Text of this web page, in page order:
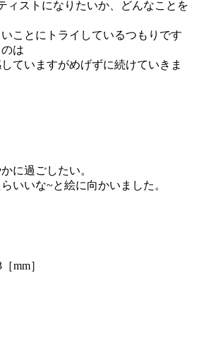
ィストになりたいか、どんなことを
ことにトライしているつもりです
は
ていますがめげずに続けていきま
に過ごしたい。
いいな~と絵に向かいました。
mm］